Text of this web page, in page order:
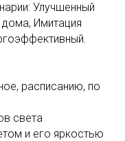
Улучшенный
Имитация
расписанию, по
света
и его яркостью